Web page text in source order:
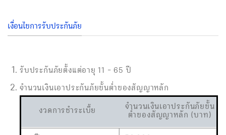
เงื่อนไขการรับประกันภัย
รับประกันภัยตั้งแต่อายุ 11 – 65 ปี
จำนวนเงินเอาประกันภัยขั้นต่ำของสัญญาหลัก
งวดการชำระเบี้ย จำนวนเงินเอาประกันภัยขั้น
ต่ำของสัญญาหลัก (บาท)